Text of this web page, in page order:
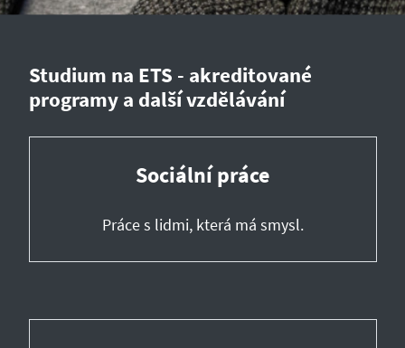
Studium na ETS - akreditované
programy a další vzdělávání
Sociální práce
Práce s lidmi, která má smysl.